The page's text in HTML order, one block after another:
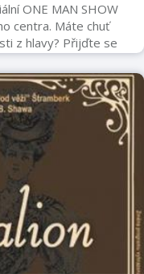
ONE MAN SHOW
centra. Máte chuť
z hlavy? Přijďte se
plnou vtipných
kousků, trapných
autor hitu Hvězda
české one
komediální
milostném